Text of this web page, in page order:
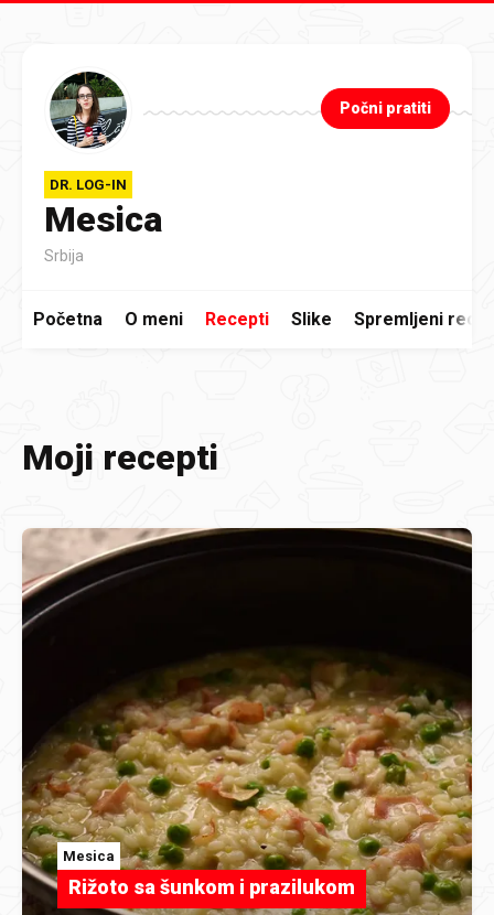
DR. LOG-IN
Mesica
Srbija
Počni pratiti
Početna O meni Recepti Slike Spremljeni
Moji recepti
Mesica
Rižoto sa šunkom i prazilukom